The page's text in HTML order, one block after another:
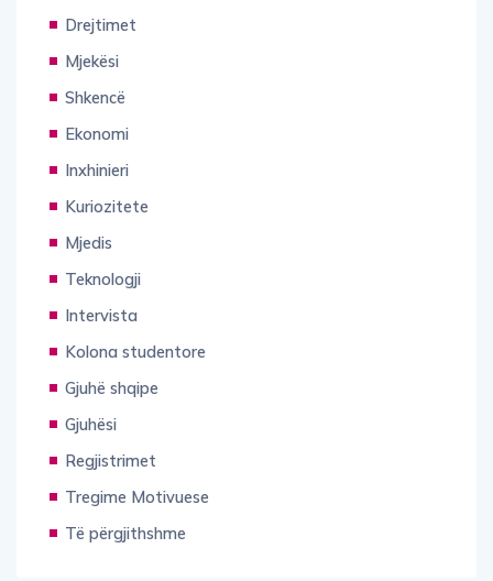
Drejtimet
Mjekësi
Shkencë
Ekonomi
Inxhinieri
Kuriozitete
Mjedis
Teknologji
Intervista
Kolona studentore
Gjuhë shqipe
Gjuhësi
Regjistrimet
Tregime Motivuese
Të përgjithshme